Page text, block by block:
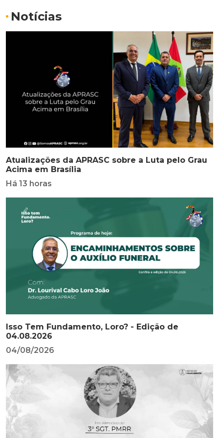
Notícias
Atualizações da APRASC sobre a Luta pelo Grau
Acima em Brasília
Há 13 horas
Isso Tem Fundamento, Loro? - Edição de
04.08.2026
04/08/2026